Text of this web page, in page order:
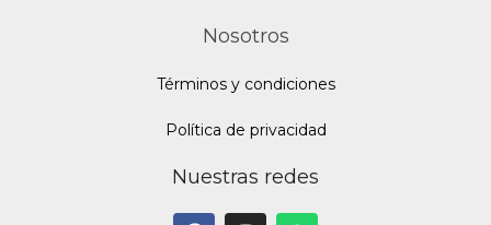
Nosotros
Términos y condiciones
Política de privacidad
Nuestras redes